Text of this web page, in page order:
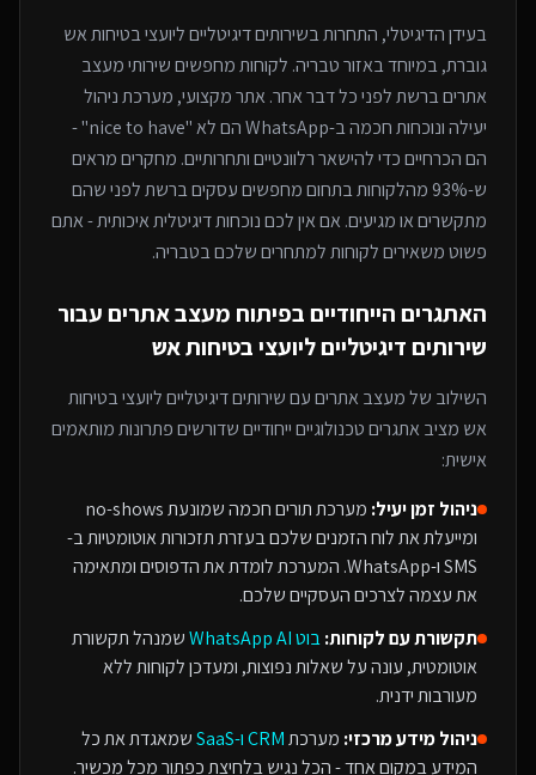
בעידן הדיגיטלי, התחרות בשירותים דיגיטליים ליועצי בטיחות אש
גוברת, במיוחדבאזור טבריה. לקוחות מחפשים שירותימעצב
אתריםברשת לפני כל דבר אחר. אתר מקצועי, מערכת ניהול
יעילה ונוכחות חכמה ב-WhatsApp הם לא "nice to have" -
הם הכרחיים כדי להישאר רלוונטיים ותחרותיים. מחקרים מראים
ש-93% מהלקוחות בתחום מחפשים עסקים ברשת לפני שהם
מתקשרים או מגיעים. אם אין לכם נוכחות דיגיטלית איכותית - אתם
פשוט משאירים לקוחות למתחריםשלכם בטבריה.
האתגרים הייחודיים בפיתוח מעצב אתריםעבור
שירותים דיגיטליים ליועצי בטיחות אש
השילוב שלמעצב אתריםעםשירותים דיגיטליים ליועצי בטיחות
אש מציב אתגרים טכנולוגיים ייחודיים שדורשים פתרונות מותאמים
אישית:
ניהול זמן יעיל:
מערכת תורים חכמה שמונעת no-shows
ומייעלת את לוח הזמנים שלכם בעזרת תזכורות אוטומטיות ב-
SMS ו-WhatsApp. המערכת לומדת את הדפוסים ומתאימה
את עצמה לצרכים העסקיים שלכם.
תקשורת עם לקוחות:בוט WhatsApp AI
שמנהל תקשורת
אוטומטית, עונה על שאלות נפוצות, ומעדכן לקוחות ללא
מעורבות ידנית.
ניהול מידע מרכזי: מערכתCRM ו-SaaS
שמאגדת את כל
המידע במקום אחד - הכל נגיש בלחיצת כפתור מכל מכשיר.